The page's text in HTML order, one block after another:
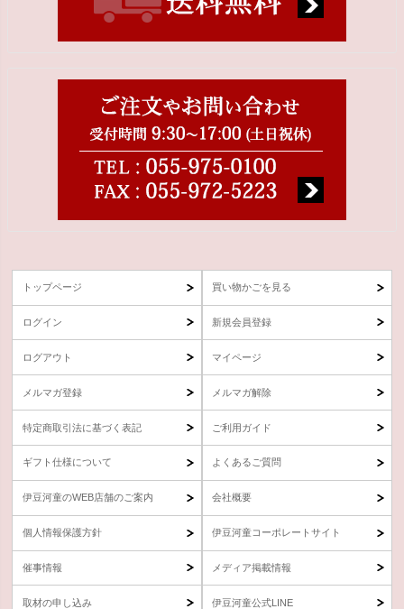
トップページ 買い物かごを見る
ログイン 新規会員登録
ログアウト マイページ
メルマガ登録 メルマガ解除
特定商取引法に基づく表記 ご利用ガイド
ギフト仕様について よくあるご質問
伊豆河童のWEB店舗のご案内 会社概要
個人情報保護方針 伊豆河童コーポレートサイト
催事情報 メディア掲載情報
取材の申し込み 伊豆河童公式LINE